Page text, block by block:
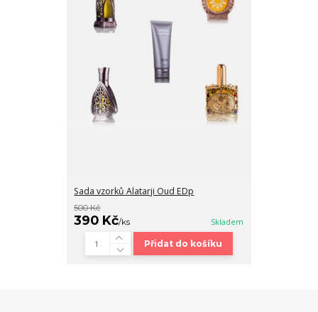
Sada vzorků Alatarji Oud EDp
500 Kč
390 Kč/ks Skladem
Přidat do košíku